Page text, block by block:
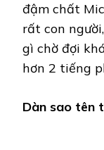
đậm chất
rất con
gì chờ đợi
hơn 2 tiếng
Dàn sao tên